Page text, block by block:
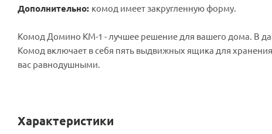
Дополнительно: комод имеет закругленную форму.
Комод Домино КМ-1 - лучшее решение для вашего дома. В
Комод включает в себя пять выдвижных ящика для
вас равнодушными.
Характеристики